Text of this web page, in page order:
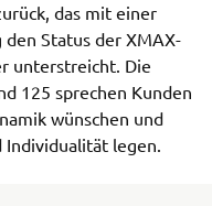
das mit einer
Status der XMAX-
unterstreicht. Die
125 sprechen Kunden
wünschen und
Individualität legen.